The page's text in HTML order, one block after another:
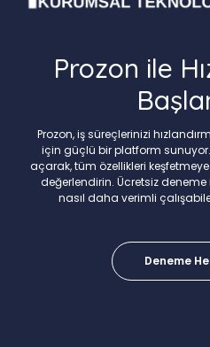
Prozon ile
Prozon, iş süreçlerinizi
için güçlü bir platform
açarak, tüm özellikleri keşfetmeye
değerlendirin. Ücretsiz
nasıl daha verimli
Deneme